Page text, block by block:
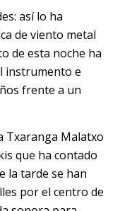
así lo ha
de viento metal
de esta noche ha
instrumento e
frente a un
Txaranga Malatxo
que ha contado
la tarde se han
por el centro de